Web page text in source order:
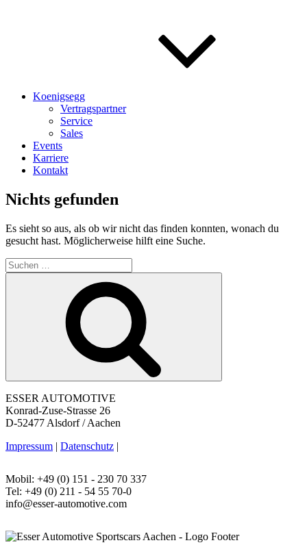
Koenigsegg
Vertragspartner
Service
Sales
Events
Karriere
Kontakt
Nichts gefunden
Es sieht so aus, als ob wir nicht das finden konnten, wonach du
gesucht hast. Möglicherweise hilft eine Suche.
Suche
nach:
ESSER AUTOMOTIVE
Konrad-Zuse-Strasse 26
D-52477 Alsdorf / Aachen
Impressum | Datenschutz |
Mobil: +49 (0) 151 - 230 70 337
Tel: +49 (0) 211 - 54 55 70-0
info@esser-automotive.com